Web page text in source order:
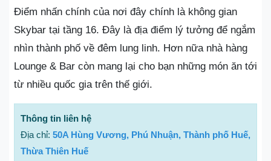
Điểm nhấn chính của nơi đây chính là không gian
Skybar tại tầng 16. Đây là địa điểm lý tưởng để ngắm
nhìn thành phố về đêm lung linh. Hơn nữa nhà hàng
Lounge & Bar còn mang lại cho bạn những món ăn tới
từ nhiều quốc gia trên thế giới.
Thông tin liên hệ
Địa chỉ: 50A Hùng Vương, Phú Nhuận, Thành phố Huế,
Thừa Thiên Huế